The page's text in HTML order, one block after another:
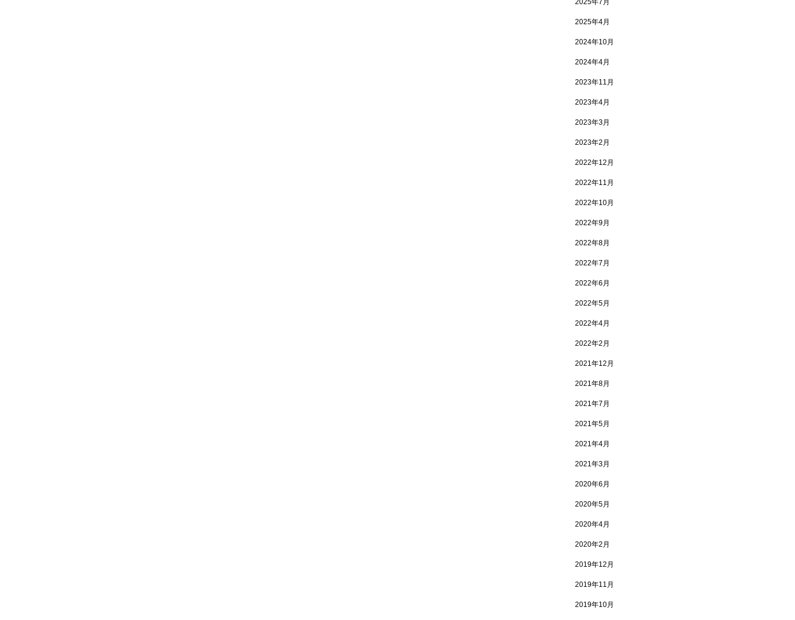
2025年7月
2025年4月
2024年10月
2024年4月
2023年11月
2023年4月
2023年3月
2023年2月
2022年12月
2022年11月
2022年10月
2022年9月
2022年8月
2022年7月
2022年6月
2022年5月
2022年4月
2022年2月
2021年12月
2021年8月
2021年7月
2021年5月
2021年4月
2021年3月
2020年6月
2020年5月
2020年4月
2020年2月
2019年12月
2019年11月
2019年10月